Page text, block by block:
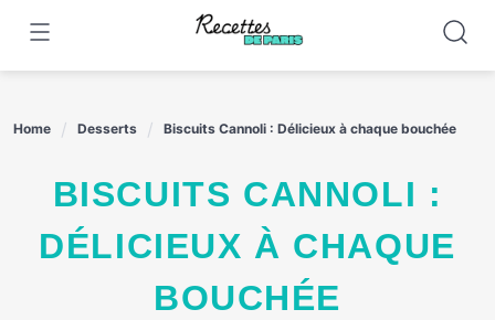
content
Home Desserts Biscuits Cannoli : Délicieux à chaque bouchée
BISCUITS CANNOLI :
DÉLICIEUX À CHAQUE
BOUCHÉE